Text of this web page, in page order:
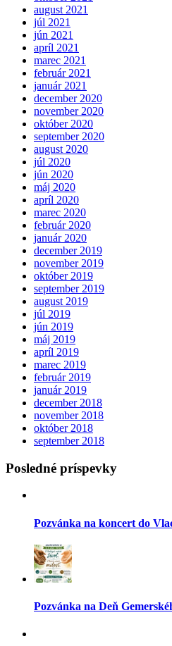
august 2021
júl 2021
jún 2021
apríl 2021
marec 2021
február 2021
január 2021
december 2020
november 2020
október 2020
september 2020
august 2020
júl 2020
jún 2020
máj 2020
apríl 2020
marec 2020
február 2020
január 2020
december 2019
november 2019
október 2019
september 2019
august 2019
júl 2019
jún 2019
máj 2019
apríl 2019
marec 2019
február 2019
január 2019
december 2018
november 2018
október 2018
september 2018
Posledné príspevky
Pozvánka na koncert do
Pozvánka na Deň